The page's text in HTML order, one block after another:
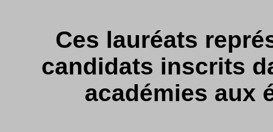
Ces lauréats
candidats inscrits
académies aux